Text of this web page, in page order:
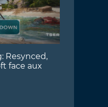
Resynced,
face aux